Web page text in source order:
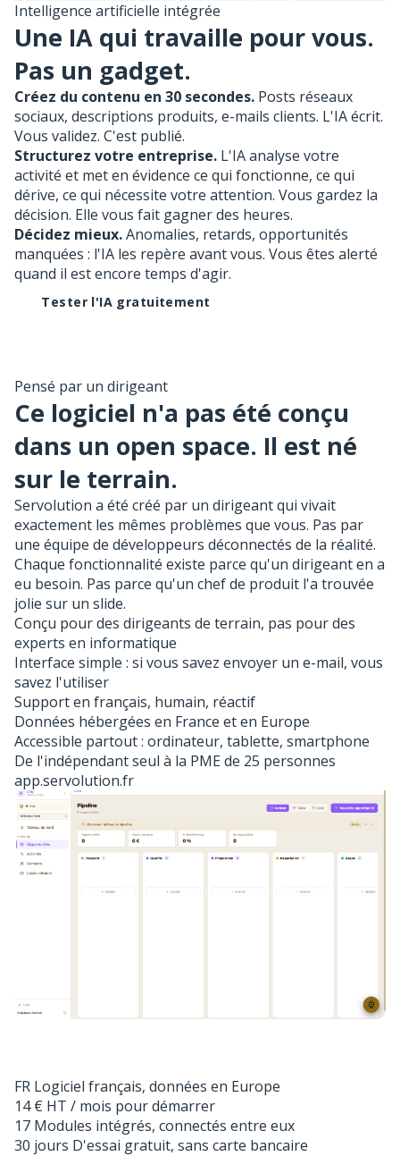
Intelligence artificielle intégrée
Une IA qui travaille pour vous.
Pas un gadget.
Créez du contenu en 30 secondes. Posts réseaux
sociaux, descriptions produits, e-mails clients. L'IA écrit.
Vous validez. C'est publié.
Structurez votre entreprise. L'IA analyse votre
activité et met en évidence ce qui fonctionne, ce qui
dérive, ce qui nécessite votre attention. Vous gardez la
décision. Elle vous fait gagner des heures.
Décidez mieux.Anomalies, retards, opportunités
manquées : l'IA les repère avant vous. Vous êtes alerté
quand il est encore temps d'agir.
Tester l'IA gratuitement
Pensé par un dirigeant
Ce logiciel n'a pas été conçu
dans un open space. Il est né
sur le terrain.
Servolution a été créé par un dirigeant qui vivait
exactement les mêmes problèmes que vous. Pas par
une équipe de développeurs déconnectés de la réalité.
Chaque fonctionnalité existe parce qu'un dirigeant en a
eu besoin. Pas parce qu'un chef de produit l'a trouvée
jolie sur un slide.
Conçu pour des dirigeants de terrain, pas pour des
experts en informatique
Interface simple : si vous savez envoyer un e-mail, vous
savez l'utiliser
Support en français, humain, réactif
Données hébergées en France et en Europe
Accessible partout : ordinateur, tablette, smartphone
De l'indépendant seul à la PME de 25 personnes
app.servolution.fr
FR Logiciel français, données en Europe
14 € HT / mois pour démarrer
17 Modules intégrés, connectés entre eux
30 jours D'essai gratuit, sans carte bancaire